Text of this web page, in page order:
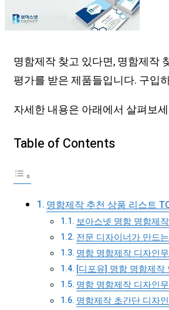
명함제작 찾고 있다면, 명함제작
평가를 받은 제품들입니다. 구입
자세한 내용은 아래에서 살펴보
Table of Contents
명함제작 추천 상품 리스트
보아스넷 명함 명함제
전문 디자이너가 만드
명함 명함제작 디자인
[디포유] 명함 명함제
명함 명함제작 디자인
명함제작 초간단 디자